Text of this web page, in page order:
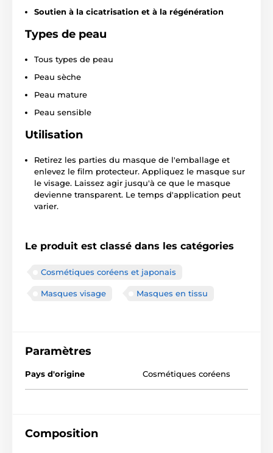
Soutien à la cicatrisation et à la régénération
Types de peau
Tous types de peau
Peau sèche
Peau mature
Peau sensible
Utilisation
Retirez les parties du masque de l'emballage et
enlevez le film protecteur. Appliquez le masque sur
le visage. Laissez agir jusqu'à ce que le masque
devienne transparent. Le temps d'application peut
varier.
Le produit est classé dans les catégories
Cosmétiques coréens et japonais
Masques visage Masques en tissu
Paramètres
Pays d'origine Cosmétiques coréens
Composition